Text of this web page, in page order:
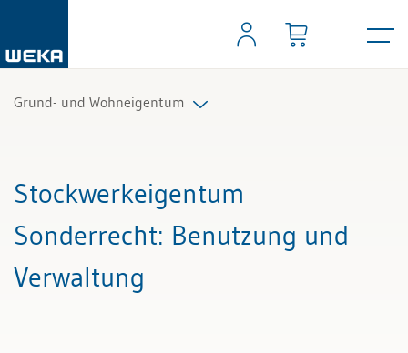
Grund- und Wohneigentum
Alle Fachexperten
Stockwerkeigentum
Sonderrecht: Benutzung und
Verwaltung